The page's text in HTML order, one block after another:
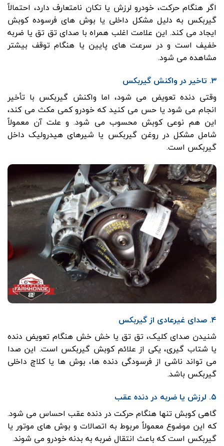
اگر هنگام حرکت، خودرو لرزش یا تکان نامتعارف دارد، احتمالاً
گیربکس به دلیل مشکل داخلی یا بوش های فرسوده کوبش
ایجاد می کند. این علامت اغلب همراه با صدای تق تق یا ضربه
خفیف است و در سرعت های پایین یا هنگام توقف بیشتر
مشاهده می شود.
۳. تاخیر در واکنش گیربکس
وقتی دنده تعویض می شود، اما واکنش گیربکس با تأخیر
انجام می شود یا حس می کنید که خودرو کمی مکث می کند،
این هم نوعی کوبش محسوب می شود. و علت آن معمولاً
شامل مشکل در روغن گیربکس یا شیرهای هیدرولیک داخل
گیربکس است.
۴. صدای غیرعادی از گیربکس
شنیدن صدای کلیک، تق تق یا خش خش هنگام تعویض دنده
یا شتاب گیری، یکی از علائم کوبش گیربکس است. این صدا
می تواند ناشی از فرسودگی دنده ها، بوش ها یا کلاچ داخلی
گیربکس باشد.
۵. لرزش یا ضربه در دنده عقب
گاهی کوبش تنها هنگام حرکت در دنده عقب احساس می شود.
که این موضوع معمولاً مربوط به اتصالات و بوش های موتور یا
گیربکس است که باعث انتقال ضربه به بدنه خودرو می شوند.